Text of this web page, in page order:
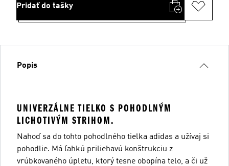
Pridať do tašky
Popis
UNIVERZÁLNE TIELKO S POHODLNÝM
LICHOTIVÝM STRIHOM.
Nahoď sa do tohto pohodlného tielka adidas a užívaj si
pohodlie. Má ľahkú priliehavú konštrukciu z
vrúbkovaného úpletu, ktorý tesne obopína telo, a či už